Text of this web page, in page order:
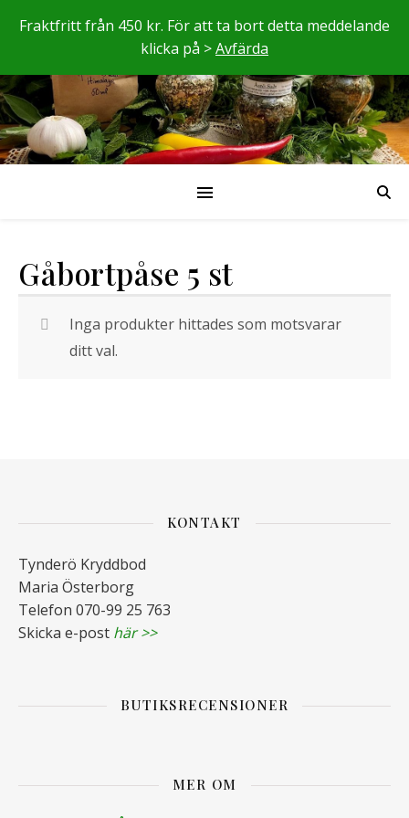
Gåbortpåse 5 st
Inga produkter hittades som motsvarar
ditt val.
KONTAKT
Tynderö Kryddbod
Maria Österborg
Telefon 070-99 25 763
Skicka e-post här >>
BUTIKSRECENSIONER
MER OM
Fraktfritt från 450 kr. För att ta bort detta meddelande
klicka på >Avfärda